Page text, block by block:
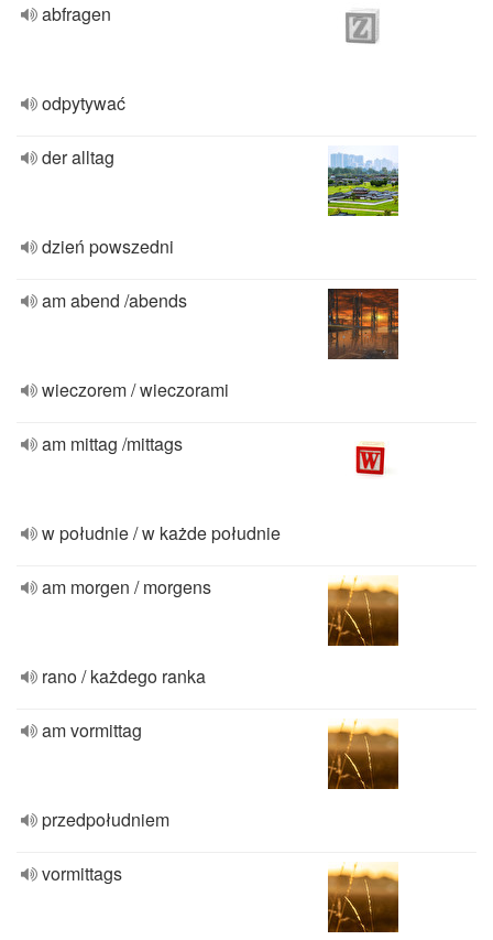
abfragen
odpytywać
der alltag
dzień powszedni
am abend /abends
wieczorem / wieczorami
am mittag /mittags
w południe / w każde południe
am morgen / morgens
rano / każdego ranka
am vormittag
przedpołudniem
vormittags